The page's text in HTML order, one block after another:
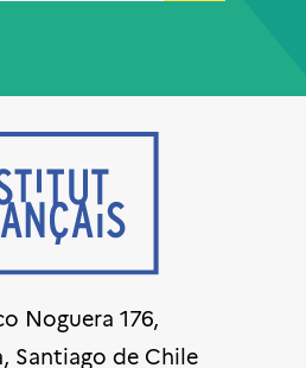
Noguera 176,
Santiago de Chile